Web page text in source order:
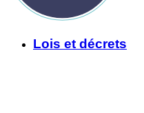
Lois et décrets